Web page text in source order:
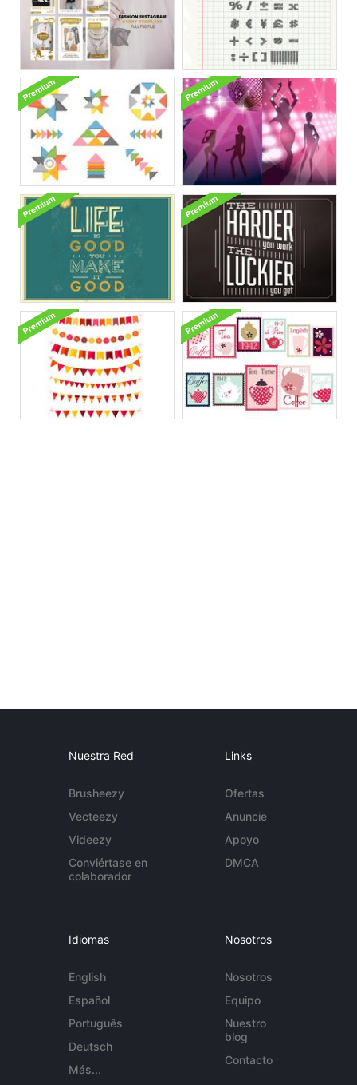
Nuestra Red
Brusheezy
Vecteezy
Videezy
Conviértase en
colaborador
Links
Ofertas
Anuncie
Apoyo
DMCA
Idiomas
English
Español
Português
Deutsch
Más...
Nosotros
Nosotros
Equipo
Nuestro
blog
Contacto